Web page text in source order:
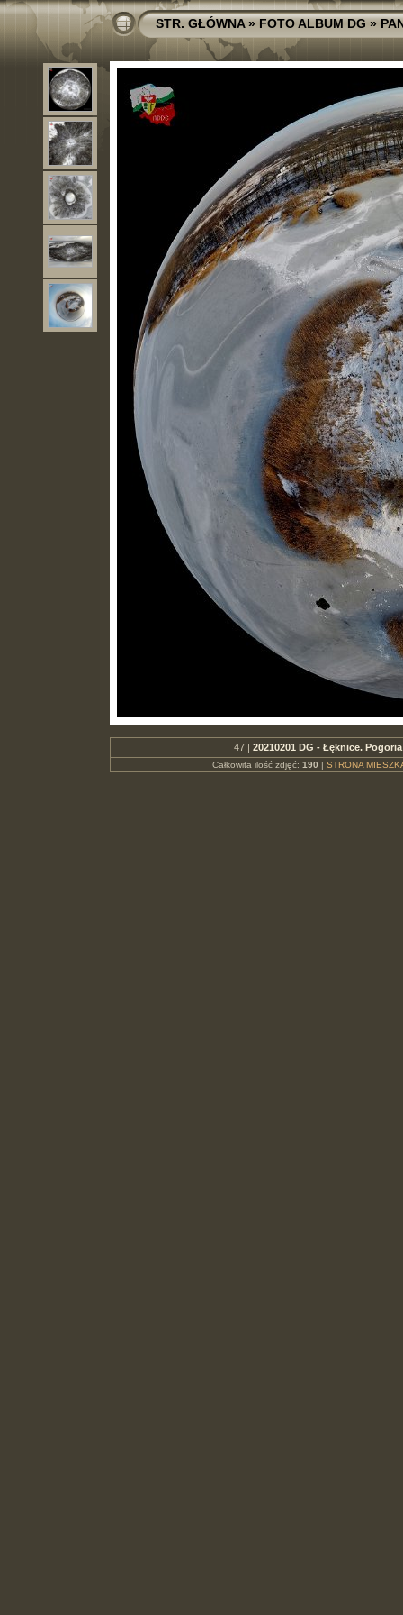
STR. GŁÓWNA»FOTO ALBUM DG»
47 | 20210201 DG - Łęknice.
Całkowita ilość zdjęć: 190 | STRONA